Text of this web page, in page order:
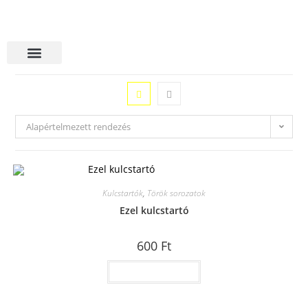
Alapértelmezett rendezés
Kulcstartók, Török sorozatok
Ezel kulcstartó
600 Ft